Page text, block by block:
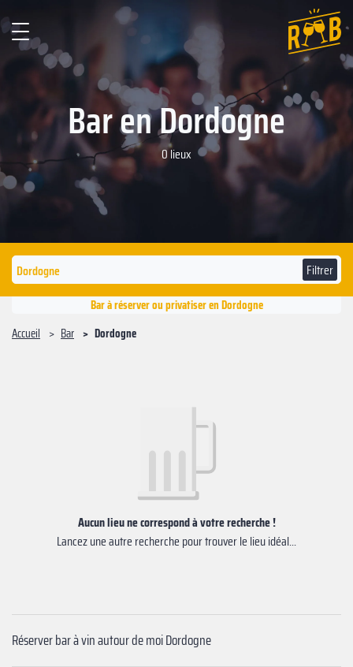
Bar en Dordogne
0 lieux
Filtrer
Bar à réserver ou privatiser en Dordogne
Accueil
Bar Dordogne
Aucun lieu ne correspond à votre recherche !
Lancez une autre recherche pour trouver le lieu idéal...
Réserver bar à vin autour de moi Dordogne